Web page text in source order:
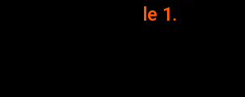
le 1.